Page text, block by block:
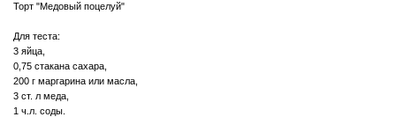
Торт "Медовый поцелуй"
Для теста:
3 яйца,
0,75 стакана сахара,
200 г маргарина или масла,
3 ст. л меда,
1 ч.л. соды.